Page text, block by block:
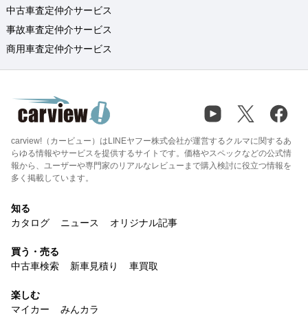
中古車査定仲介サービス
事故車査定仲介サービス
商用車査定仲介サービス
carview!（カービュー）はLINEヤフー株式会社が運営するクルマに関するあ
らゆる情報やサービスを提供するサイトです。価格やスペックなどの公式情
報から、ユーザーや専門家のリアルなレビューまで購入検討に役立つ情報を
多く掲載しています。
知る
カタログ
ニュース オリジナル記事
買う・売る
中古車検索
新車見積り 車買取
楽しむ
マイカー
みんカラ